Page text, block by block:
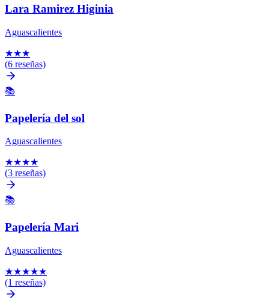
Lara Ramirez Higinia
Aguascalientes
★★★
(6 reseñas)
📚
Papelería del sol
Aguascalientes
★★★★
(3 reseñas)
📚
Papelería Mari
Aguascalientes
★★★★★
(1 reseñas)